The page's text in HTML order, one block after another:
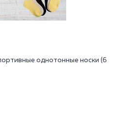
однотонные носки (6